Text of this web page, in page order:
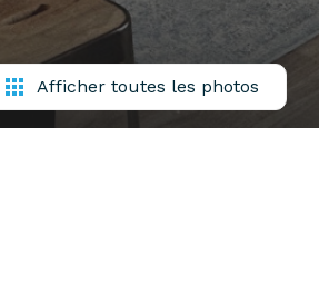
Afficher toutes les photos